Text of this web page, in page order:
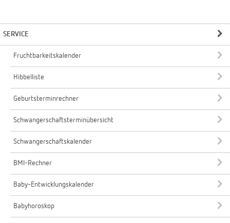
SERVICE
Fruchtbarkeitskalender
Hibbelliste
Geburtsterminrechner
Schwangerschaftsterminübersicht
Schwangerschaftskalender
BMI-Rechner
Baby-Entwicklungskalender
Babyhoroskop